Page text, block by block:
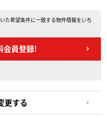
た希望条件に一致する物件情報をいち
会員登録!
更する